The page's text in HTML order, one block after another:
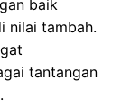
baik
nilai tambah.
tantangan